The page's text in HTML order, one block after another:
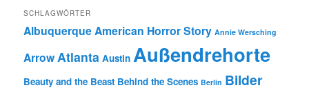
SCHLAGWÖRTER
Albuquerque American Horror Story Annie Wersching
Arrow Atlanta Austin Außendrehorte
Beauty and the Beast Behind the Scenes Berlin Bilder